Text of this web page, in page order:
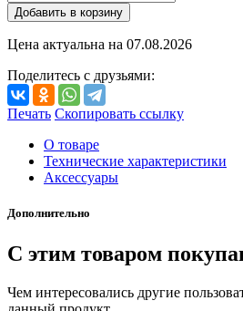
Добавить в корзину
Цена актуальна на 07.08.2026
Поделитесь с друзьями:
Печать Скопировать ссылку
О товаре
Технические характеристики
Аксессуары
Дополнительно
С этим товаром
Чем интересовались другие